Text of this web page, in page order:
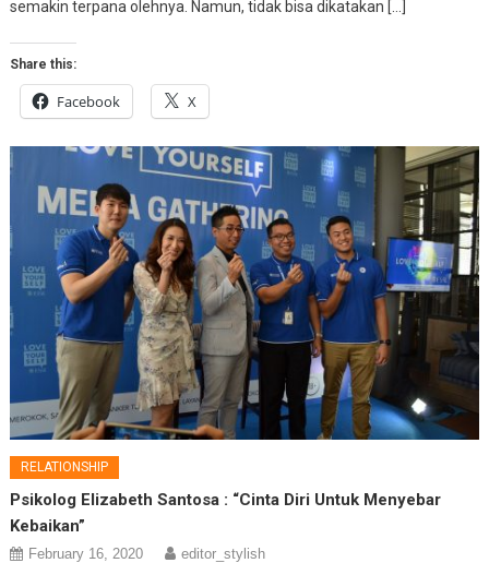
semakin terpana olehnya. Namun, tidak bisa dikatakan […]
Share this:
Facebook X
RELATIONSHIP
Psikolog Elizabeth Santosa : “Cinta Diri Untuk Menyebar
Kebaikan”
February 16, 2020 editor_stylish